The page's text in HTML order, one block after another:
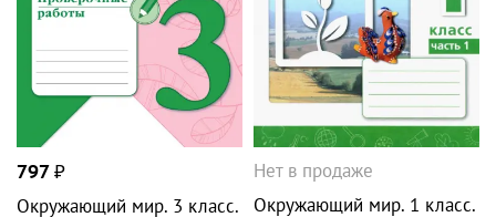
797₽
Окружающий мир. 3 класс.
Нет в продаже
Окружающий мир. 1 класс.